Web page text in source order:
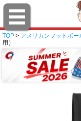
TOP > アメリカンフットボー
用）